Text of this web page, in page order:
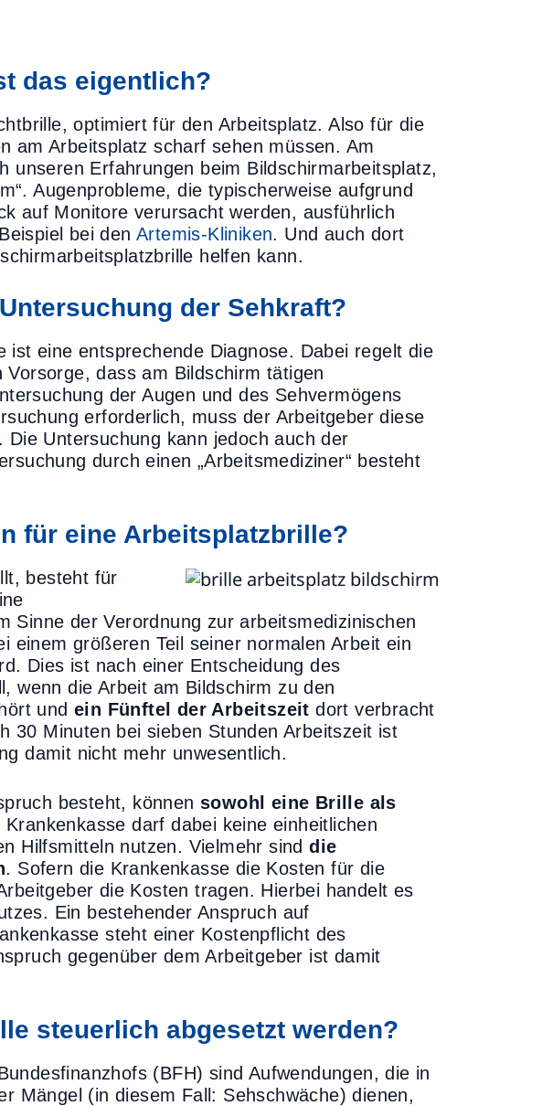
das eigentlich?
optimiert für den Arbeitsplatz. Also für die
am Arbeitsplatz scharf sehen müssen. Am
unseren Erfahrungen beim Bildschirmarbeitsplatz,
Augenprobleme, die typischerweise aufgrund
auf Monitore verursacht werden, ausführlich
bei den Artemis-Kliniken. Und auch dort
helfen kann.
der Sehkraft?
ist eine entsprechende Diagnose. Dabei regelt die
dass am Bildschirm tätigen
der Augen und des Sehvermögens
erforderlich, muss der Arbeitgeber diese
Untersuchung kann jedoch auch der
durch einen „Arbeitsmediziner“ besteht
für eine Arbeitsplatzbrille?
besteht für
Sinne der Verordnung zur arbeitsmedizinischen
einem größeren Teil seiner normalen Arbeit ein
Dies ist nach einer Entscheidung des
wenn die Arbeit am Bildschirm zu den
und ein Fünftel der Arbeitszeit dort verbracht
30 Minuten bei sieben Stunden Arbeitszeit ist
damit nicht mehr unwesentlich.
besteht, können sowohl eine Brille als
Krankenkasse darf dabei keine einheitlichen
Hilfsmitteln nutzen. Vielmehr sinddie
. Sofern die Krankenkasse die Kosten für die
die Kosten tragen. Hierbei handelt es
Ein bestehender Anspruch auf
steht einer Kostenpflicht des
gegenüber dem Arbeitgeber ist damit
steuerlich abgesetzt werden?
(BFH) sind Aufwendungen, die in
Mängel (in diesem Fall: Sehschwäche) dienen,